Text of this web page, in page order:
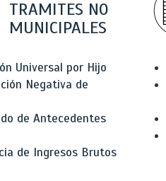
TRAMITES NO
MUNICIPALES
Universal por Hijo
Negativa de
de Antecedentes
de Ingresos Brutos